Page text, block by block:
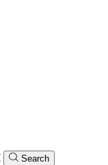
Search